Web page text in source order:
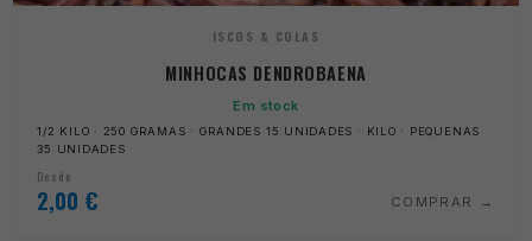
ISCOS & COLAS
MINHOCAS DENDROBAENA
Em stock
1/2 KILO · 250 GRAMAS · GRANDES 15 UNIDADES · KILO · PEQUENAS
35 UNIDADES
Desde
2,00 € COMPRAR